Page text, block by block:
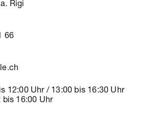
Rigi
66
12:00 Uhr / 13:00 bis 16:30 Uhr
bis 16:00 Uhr